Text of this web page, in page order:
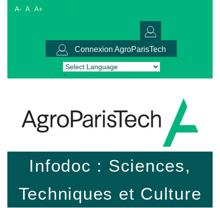
A- A A+
Connexion AgroParisTech
Powered by Translate
Infodoc : Sciences,
Techniques et Culture